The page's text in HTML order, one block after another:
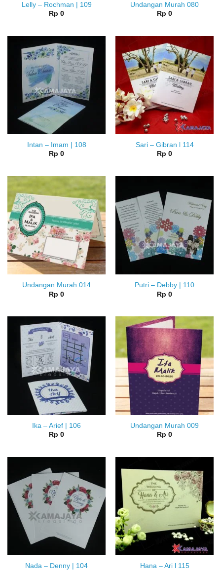
Lelly – Rochman | 109
Rp 0
Undangan Murah 080
Rp 0
Intan – Imam | 108
Rp 0
Sari – Gibran l 114
Rp 0
Undangan Murah 014
Rp 0
Putri – Debby | 110
Rp 0
Ika – Arief | 106
Rp 0
Undangan Murah 009
Rp 0
Nada – Denny | 104
Hana – Ari l 115